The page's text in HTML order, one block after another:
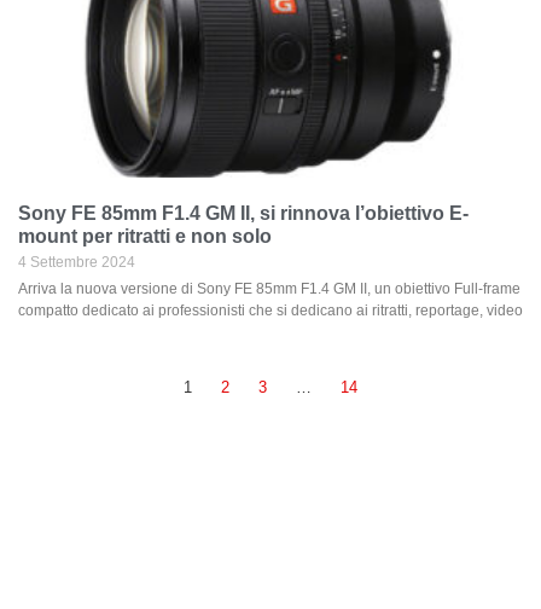
Sony FE 85mm F1.4 GM II, si rinnova l’obiettivo E-
mount per ritratti e non solo
4 Settembre 2024
Arriva la nuova versione di Sony FE 85mm F1.4 GM II, un obiettivo Full-frame
compatto dedicato ai professionisti che si dedicano ai ritratti, reportage, video
1 2 3 … 14